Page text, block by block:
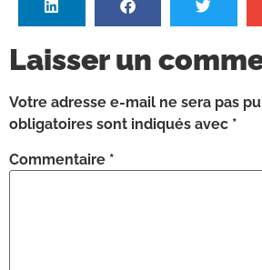
Laisser un
Votre adresse e-mail ne sera pas
obligatoires sont indiqués avec *
Commentaire *